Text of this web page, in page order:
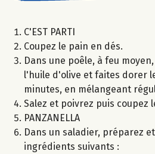
C'EST PARTI
Coupez le pain en dés.
Dans une poêle, à feu
l'huile d'olive et faites dorer
minutes, en mélangeant
Salez et poivrez puis coupez
PANZANELLA
Dans un saladier, préparez
ingrédients suivants :